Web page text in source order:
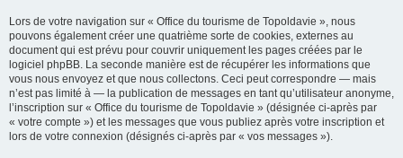
Lors de votre navigation sur « Office du tourisme de Topoldavie », nous
pouvons également créer une quatrième sorte de cookies, externes au
document qui est prévu pour couvrir uniquement les pages créées par le
logiciel phpBB. La seconde manière est de récupérer les informations que
vous nous envoyez et que nous collectons. Ceci peut correspondre — mais
n’est pas limité à — la publication de messages en tant qu’utilisateur anonyme,
l’inscription sur « Office du tourisme de Topoldavie » (désignée ci-après par
« votre compte ») et les messages que vous publiez après votre inscription et
lors de votre connexion (désignés ci-après par « vos messages »).